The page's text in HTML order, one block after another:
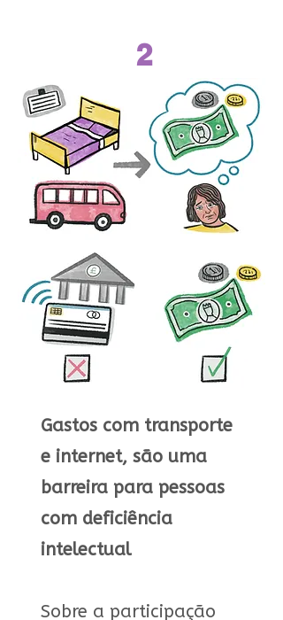
2
Gastos com transporte
e internet, são uma
barreira para pessoas
com deficiência
intelectual
Sobre a participação